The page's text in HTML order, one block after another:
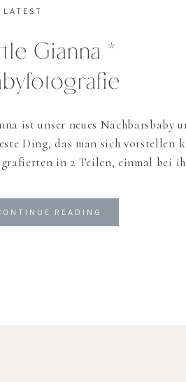
ist unser neues Nachbarsbaby
Ding, das man sich vorstellen
in 2 Teilen, einmal bei
Naturverbunden sind und die
fotografieren geradezu
Gianna *
LATEST
READING